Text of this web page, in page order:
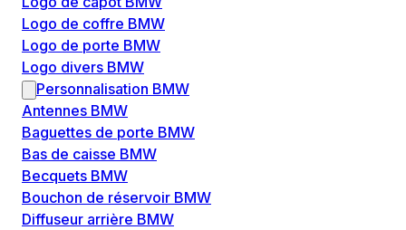
Logo de coffre BMW
Logo de porte BMW
Logo divers BMW
Personnalisation BMW
Antennes BMW
Baguettes de porte BMW
Bas de caisse BMW
Becquets BMW
Bouchon de réservoir BMW
Diffuseur arrière BMW